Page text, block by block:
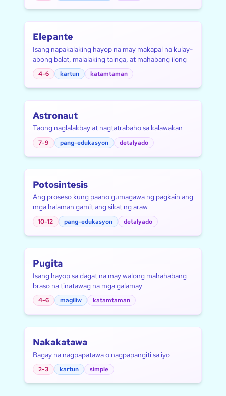
Elepante
Isang napakalaking hayop na may makapal na kulay-
abong balat, malalaking tainga, at mahabang ilong
4-6 kartun katamtaman
Astronaut
Taong naglalakbay at nagtatrabaho sa kalawakan
7-9 pang-edukasyon detalyado
Potosintesis
Ang proseso kung paano gumagawa ng pagkain ang
mga halaman gamit ang sikat ng araw
10-12 pang-edukasyon detalyado
Pugita
Isang hayop sa dagat na may walong mahahabang
braso na tinatawag na mga galamay
4-6 magiliw katamtaman
Nakakatawa
Bagay na nagpapatawa o nagpapangiti sa iyo
2-3 kartun simple